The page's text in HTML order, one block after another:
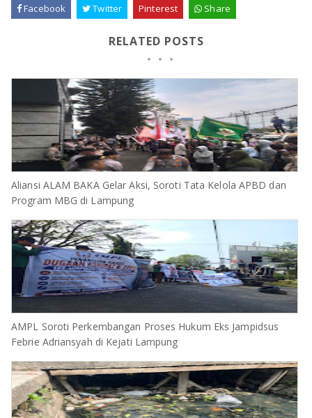
Facebook Twitter Pinterest Share
RELATED POSTS
Aliansi ALAM BAKA Gelar Aksi, Soroti Tata Kelola APBD dan
Program MBG di Lampung
AMPL Soroti Perkembangan Proses Hukum Eks Jampidsus
Febrie Adriansyah di Kejati Lampung